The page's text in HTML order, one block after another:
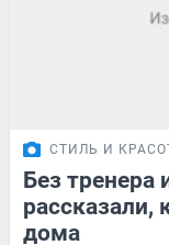
СТИЛЬ И
Без тренера
рассказали,
дома